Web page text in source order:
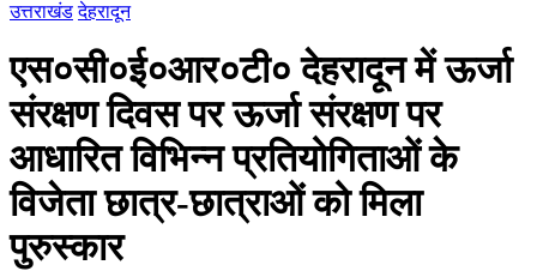
उत्तराखंड देहरादून
एस०सी०ई०आर०टी० देहरादून में ऊर्जा
संरक्षण दिवस पर ऊर्जा संरक्षण पर
आधारित विभिन्न प्रतियोगिताओं के
विजेता छात्र-छात्राओं को मिला
पुरुस्कार